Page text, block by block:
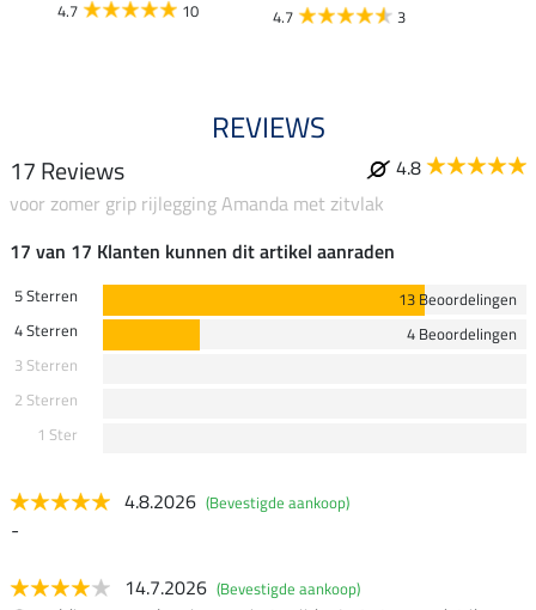
4.7 10 4.7 3
REVIEWS
17 Reviews
4.8
voor zomer grip rijlegging Amanda met zitvlak
17 van 17 Klanten kunnen dit artikel aanraden
5 Sterren
13 Beoordelingen
4 Sterren
4 Beoordelingen
3 Sterren
2 Sterren
1 Ster
4.8.2026 (Bevestigde aankoop)
-
14.7.2026 (Bevestigde aankoop)